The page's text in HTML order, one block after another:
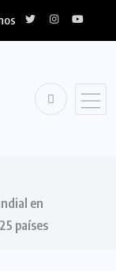
en
países